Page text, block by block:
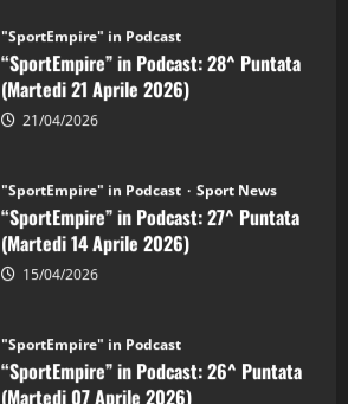
“SportEmpire” in Podcast: 28^ Puntata
(Martedi 21 Aprile 2026)
21/04/2026
“SportEmpire” in Podcast: 27^ Puntata
(Martedi 14 Aprile 2026)
15/04/2026
“SportEmpire” in Podcast: 26^ Puntata
(Martedi 07 Aprile 2026)